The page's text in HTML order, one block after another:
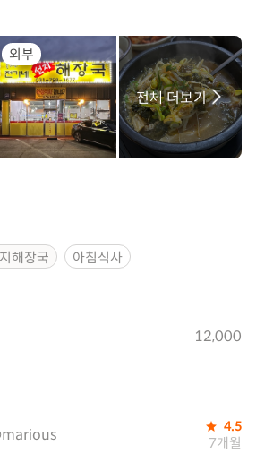
외부
전체 더보기
해장국 아침식사
12,000
4.5
7개월